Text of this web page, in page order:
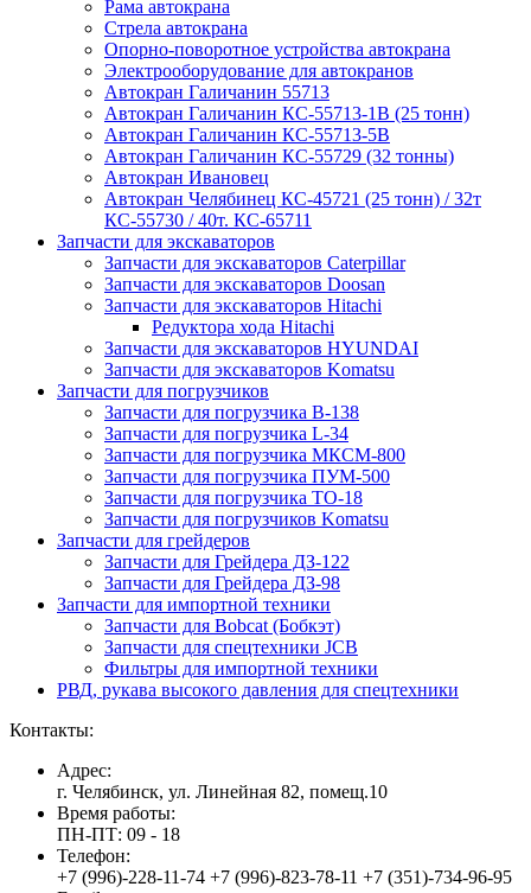
Рама автокрана
Стрела автокрана
Опорно-поворотное устройства автокрана
Электрооборудование для автокранов
Автокран Галичанин 55713
Автокран Галичанин КС-55713-1В (25 тонн)
Автокран Галичанин КС-55713-5В
Автокран Галичанин КС-55729 (32 тонны)
Автокран Ивановец
Автокран Челябинец КС-45721 (25 тонн) / 32т
КС-55730 / 40т. КС-65711
Запчасти для экскаваторов
Запчасти для экскаваторов Caterpillar
Запчасти для экскаваторов Doosan
Запчасти для экскаваторов Hitachi
Редуктора хода Hitachi
Запчасти для экскаваторов HYUNDAI
Запчасти для экскаваторов Komatsu
Запчасти для погрузчиков
Запчасти для погрузчика B-138
Запчасти для погрузчика L-34
Запчасти для погрузчика МКСМ-800
Запчасти для погрузчика ПУМ-500
Запчасти для погрузчика ТО-18
Запчасти для погрузчиков Komatsu
Запчасти для грейдеров
Запчасти для Грейдера ДЗ-122
Запчасти для Грейдера ДЗ-98
Запчасти для импортной техники
Запчасти для Bobcat (Бобкэт)
Запчасти для спецтехники JCB
Фильтры для импортной техники
РВД, рукава высокого давления для спецтехники
Контакты:
Адрес:
г. Челябинск, ул. Линейная 82, помещ.10
Время работы:
ПН-ПТ: 09 - 18
Телефон:
+7 (996)-228-11-74 +7 (996)-823-78-11 +7 (351)-734-96-95